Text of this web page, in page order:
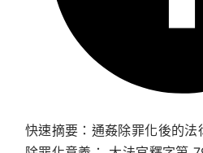
快速摘要：通姦除罪化後的法